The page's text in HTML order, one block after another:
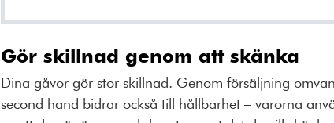
Gör skillnad genom att skänka
Dina gåvor gör stor skillnad. Genom försäljning
second hand bidrar också till hållbarhet – varorna